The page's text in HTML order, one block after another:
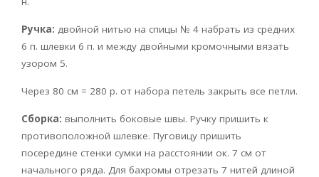
Ручка: двойной нитью на спицы № 4 набрать из средних
6 п. шлевки 6 п. и между двойными кромочными вязать
узором 5.
Через 80 см = 280 р. от набора петель закрыть все петли.
Сборка: выполнить боковые швы. Ручку пришить к
противоположной шлевке. Пуговицу пришить
посередине стенки сумки на расстоянии ок. 7 см от
начального ряда. Для бахромы отрезать 7 нитей длиной